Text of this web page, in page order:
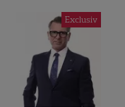
Exclusiv